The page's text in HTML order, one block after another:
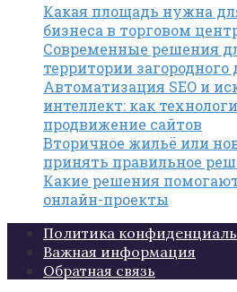
Какая площадь нужна
бизнеса в торговом
Современные решения
территории загородного
Автоматизация SEO и
интеллект: как
продвижение сайтов
Вторичное жильё или
принять правильное
Какие решения
онлайн-проекты
Политика
Важная информация
Обратная связь